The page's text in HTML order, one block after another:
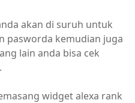
akan di suruh untuk
pasworda kemudian juga
lain anda bisa cek
widget alexa rank